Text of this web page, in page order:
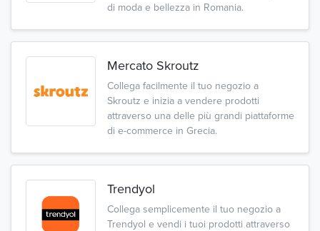
di moda e bellezza in Romania.
Mercato Skroutz
Collega facilmente il tuo negozio a
Skroutz e inizia a vendere prodotti
attraverso una delle più grandi piattaforme
di e-commerce in Grecia.
Trendyol
Collega semplicemente il tuo negozio a
Trendyol e vendi i tuoi prodotti attraverso